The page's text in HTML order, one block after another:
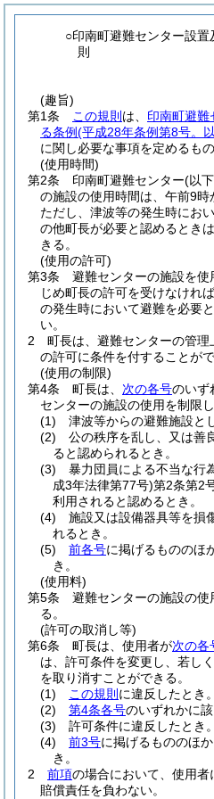
○印南町避難センター設
則
(趣旨)
第1条
この規則 は、 印南町避難
る条例(平成28年条例第8号。
に関し必要な事項を定めるもの
(使用時間)
第2条
印南町避難センター(以
の施設の使用時間は、午前9時
ただし、津波等の発生時にお
の他町長が必要と認めるとき
きる。
(使用の許可)
第3条
避難センターの施設を
じめ町長の許可を受けなければ
の発生時において避難を必要
い。
2
町長は、避難センターの管理
の許可に条件を付することがで
(使用の制限)
第4条
町長は、 次の各号のいず
センターの施設の使用を制限
(1)
津波等からの避難施設と
(2)
公の秩序を乱し、又は善
ると認められるとき。
(3)
暴力団員による不当な行
成3年法律第77号)第2条第2
利用されると認めるとき。
(4)
施設又は設備器具等を損
れるとき。
(5)
前各号に掲げるもののほ
き。
(使用料)
第5条
避難センターの施設の
る。
(許可の取消し等)
第6条
町長は、使用者が次の各
は、許可条件を変更し、若し
を取り消すことができる。
(1)
この規則 に違反したとき。
(2)
第4条各号のいずれかに該
(3)
許可条件に違反したとき。
(4)
前3号に掲げるもののほ
き。
2
前項の場合において、使用者
賠償責任を負わない。